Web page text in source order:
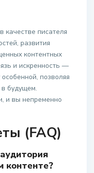
качестве писателя
развития
контентных
и искренность —
позволяя
в будущем.
и вы непременно
(FAQ)
контенте?